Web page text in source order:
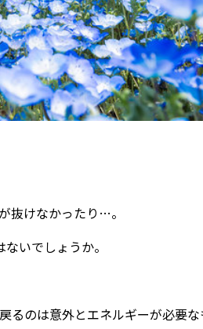
抜けなかったり…。
いでしょうか。
のは意外とエネルギーが必要な